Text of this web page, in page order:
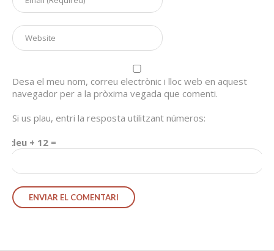
Desa el meu nom, correu electrònic i lloc web en aquest
navegador per a la pròxima vegada que comenti.
Si us plau, entri la resposta utilitzant números:
deu + 12 =